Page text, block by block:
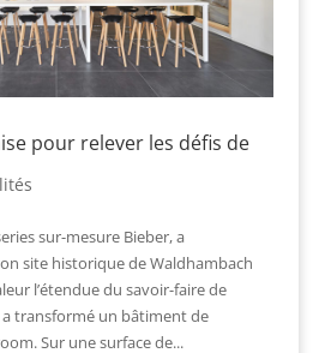
pour relever les défis de
sur-mesure Bieber, a
site historique de Waldhambach
l’étendue du savoir-faire de
a transformé un bâtiment de
Sur une surface de...